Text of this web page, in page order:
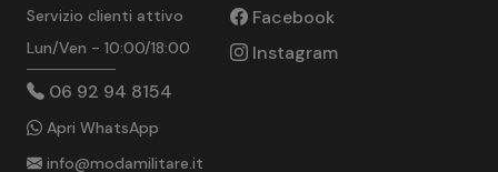
Servizio clienti attivo
Lun/Ven - 10:00/18:00
06 92 94 8154
Apri WhatsApp
info@modamilitare.it
Facebook
Instagram